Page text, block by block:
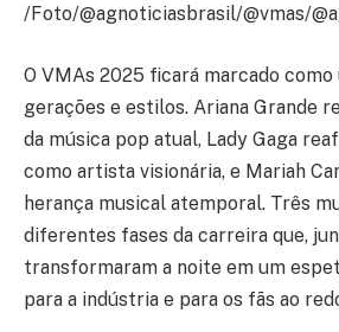
/Foto/@agnoticiasbrasil/@vmas/
O VMAs 2025 ficará marcado
gerações e estilos. Ariana Grande
da música pop atual, Lady Gaga
como artista visionária, e Mariah
herança musical atemporal. Três
diferentes fases da carreira que,
transformaram a noite em um
para a indústria e para os fãs ao